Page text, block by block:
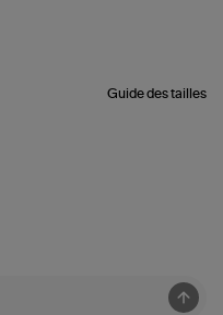
Guide des tailles